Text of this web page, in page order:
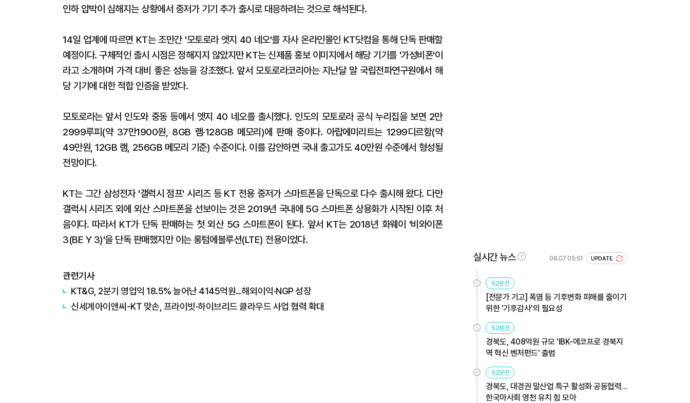
인하 압박이 심해지는 상황에서 중저가 기기 추가 출시로 대응하려는 것으로 해석된다.
14일 업계에 따르면 KT는 조만간 '모토로라 엣지 40 네오'를 자사 온라인몰인 KT닷컴을 통해 단독 판매할
예정이다. 구체적인 출시 시점은 정해지지 않았지만 KT는 신제품 홍보 이미지에서 해당 기기를 '가성비폰'이
라고 소개하며 가격 대비 좋은 성능을 강조했다. 앞서 모토로라코리아는 지난달 말 국립전파연구원에서 해
당 기기에 대한 적합 인증을 받았다.
모토로라는 앞서 인도와 중동 등에서 엣지 40 네오를 출시했다. 인도의 모토로라 공식 누리집을 보면 2만
2999루피(약 37만1900원, 8GB 램·128GB 메모리)에 판매 중이다. 아랍에미리트는 1299디르함(약
49만원, 12GB 램, 256GB 메모리 기준) 수준이다. 이를 감안하면 국내 출고가도 40만원 수준에서 형성될
전망이다.
KT는 그간 삼성전자 '갤럭시 점프' 시리즈 등 KT 전용 중저가 스마트폰을 단독으로 다수 출시해 왔다. 다만
갤럭시 시리즈 외에 외산 스마트폰을 선보이는 것은 2019년 국내에 5G 스마트폰 상용화가 시작된 이후 처
음이다. 따라서 KT가 단독 판매하는 첫 외산 5G 스마트폰이 된다. 앞서 KT는 2018년 화웨이 '비와이폰
3(BE Y 3)'을 단독 판매했지만 이는 롱텀에볼루션(LTE) 전용이었다.
관련기사
KT&G, 2분기 영업익 18.5% 늘어난 4145억원…해외이익·NGP 성장
신세계아이앤씨-KT 맞손, 프라이빗·하이브리드 클라우드 사업 협력 확대
실시간 뉴스 08.07 05:51 UPDATE
52분전
[전문가 기고] 폭염 등 기후변화 피해를 줄이기
위한 '기후감사'의 필요성
52분전
경북도, 408억원 규모 'IBK-에코프로 경북지
역 혁신 벤처펀드' 출범
52분전
경북도, 대경권 말산업 특구 활성화 공동협력…
한국마사회 영천 유치 힘 모아